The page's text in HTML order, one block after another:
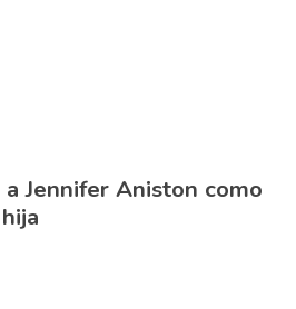
Jennifer Aniston como